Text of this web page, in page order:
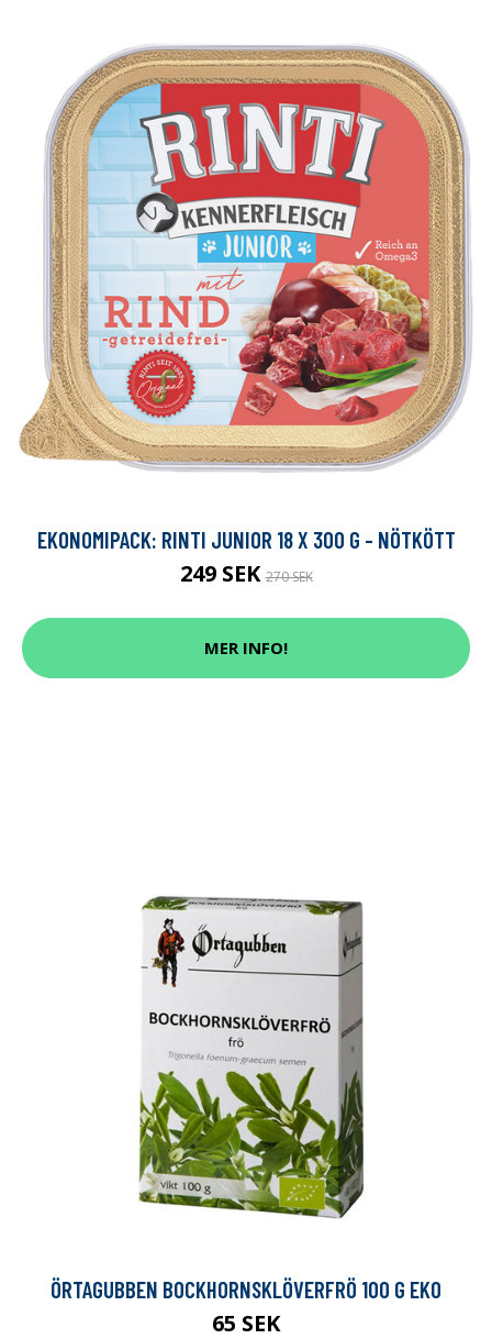
EKONOMIPACK: RINTI JUNIOR 18 X 300 G - NÖTKÖTT
249 SEK270 SEK
MER INFO!
ÖRTAGUBBEN BOCKHORNSKLÖVERFRÖ 100 G EKO
65 SEK